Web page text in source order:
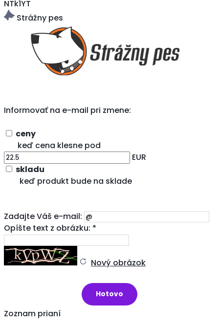
NTk1YT
Strážny pes
Informovať na e-mail pri zmene:
ceny
keď cena klesne pod
EUR
skladu
keď produkt bude na sklade
Zadajte Váš e-mail:
Opíšte text z obrázku: *
Nový obrázok
Zoznam prianí